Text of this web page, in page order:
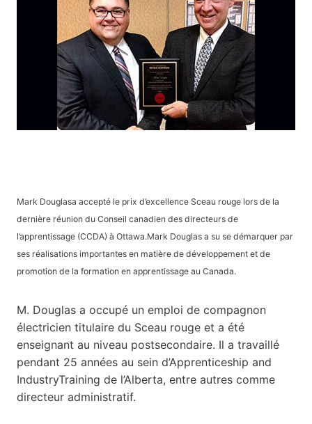
Mark Douglasa accepté le prix d’excellence Sceau rouge lors de la
dernière réunion du Conseil canadien des directeurs de
l’apprentissage (CCDA) à Ottawa.Mark Douglas a su se démarquer par
ses réalisations importantes en matière de développement et de
promotion de la formation en apprentissage au Canada.
M. Douglas a occupé un emploi de compagnon
électricien titulaire du Sceau rouge et a été
enseignant au niveau postsecondaire. Il a travaillé
pendant 25 années au sein d’Apprenticeship and
IndustryTraining de l’Alberta, entre autres comme
directeur administratif.